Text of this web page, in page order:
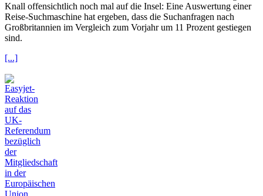
Knall offensichtlich noch mal auf die Insel: Eine Auswertung einer
Reise-Suchmaschine hat ergeben, dass die Suchanfragen nach
Großbritannien im Vergleich zum Vorjahr um 11 Prozent gestiegen
sind.
[...]